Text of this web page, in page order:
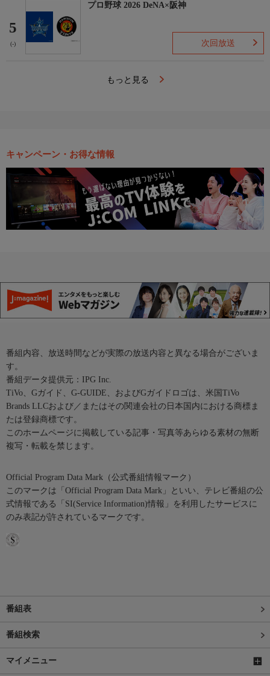
5
(-)
プロ野球 2026 DeNA×阪神
次回放送
もっと見る
キャンペーン・お得な情報
番組内容、放送時間などが実際の放送内容と異なる場合がございま
す。
番組データ提供元：IPG Inc.
TiVo、Gガイド、G-GUIDE、およびGガイドロゴは、米国TiVo
Brands LLCおよび／またはその関連会社の日本国内における商標ま
たは登録商標です。
このホームページに掲載している記事・写真等あらゆる素材の無断
複写・転載を禁じます。
Official Program Data Mark（公式番組情報マーク）
このマークは「Official Program Data Mark」といい、テレビ番組の公
式情報である「SI(Service Information)情報」を利用したサービスに
のみ表記が許されているマークです。
番組表
番組検索
マイメニュー